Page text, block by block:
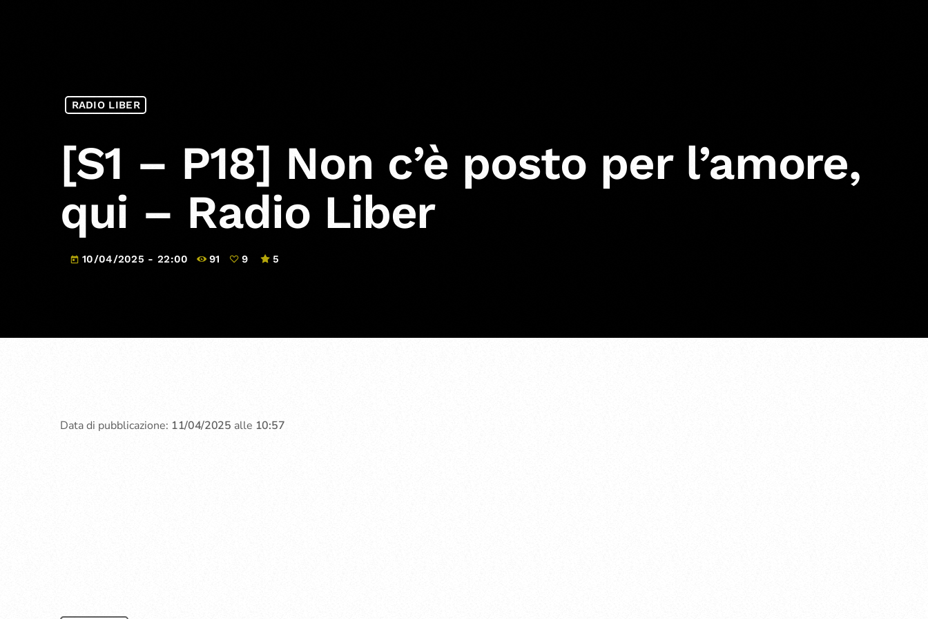
RADIO LIBER
[S1 – P18] Non c’è posto per l’amore,
qui – Radio Liber
today 10/04/2025 - 22:00 91 9 5
Data di pubblicazione: 11/04/2025 alle 10:57